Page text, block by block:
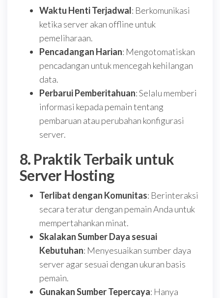
Waktu Henti Terjadwal: Berkomunikasi
ketika server akan offline untuk
pemeliharaan.
Pencadangan Harian: Mengotomatiskan
pencadangan untuk mencegah kehilangan
data.
Perbarui Pemberitahuan: Selalu memberi
informasi kepada pemain tentang
pembaruan atau perubahan konfigurasi
server.
8. Praktik Terbaik untuk
Server Hosting
Terlibat dengan Komunitas: Berinteraksi
secara teratur dengan pemain Anda untuk
mempertahankan minat.
Skalakan Sumber Daya sesuai
Kebutuhan: Menyesuaikan sumber daya
server agar sesuai dengan ukuran basis
pemain.
Gunakan Sumber Tepercaya: Hanya